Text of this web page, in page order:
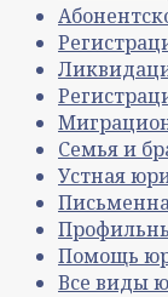
Семья и
Устная
Помощь
Все виды